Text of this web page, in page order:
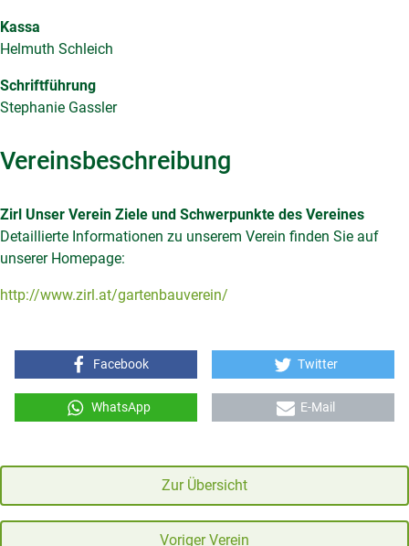
Kassa
Helmuth Schleich
Schriftführung
Stephanie Gassler
Vereinsbeschreibung
Zirl Unser Verein Ziele und Schwerpunkte des Vereines
Detaillierte Informationen zu unserem Verein finden Sie auf
unserer Homepage:
http://www.zirl.at/gartenbauverein/
Facebook Twitter
WhatsApp E-Mail
Zur Übersicht
Voriger Verein